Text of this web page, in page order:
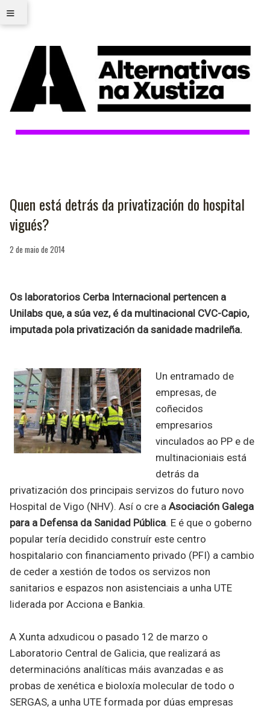
≡
Quen está detrás da privatización do hospital
vigués?
2 de maio de 2014
Os laboratorios Cerba Internacional pertencen a
Unilabs que, a súa vez, é da multinacional CVC-Capio,
imputada pola privatización da sanidade madrileña.
Un entramado de
empresas, de
coñecidos
empresarios
vinculados ao PP e de
multinacioniais está
detrás da
privatización dos principais servizos do futuro novo
Hospital de Vigo (NHV). Así o cre a Asociación Galega
para a Defensa da Sanidad Pública. E é que o goberno
popular tería decidido construír este centro
hospitalario con financiamento privado (PFI) a cambio
de ceder a xestión de todos os servizos non
sanitarios e espazos non asistenciais a unha UTE
liderada por Acciona e Bankia.
A Xunta adxudicou o pasado 12 de marzo o
Laboratorio Central de Galicia, que realizará as
determinacións analíticas máis avanzadas e as
probas de xenética e bioloxía molecular de todo o
SERGAS, a unha UTE formada por dúas empresas